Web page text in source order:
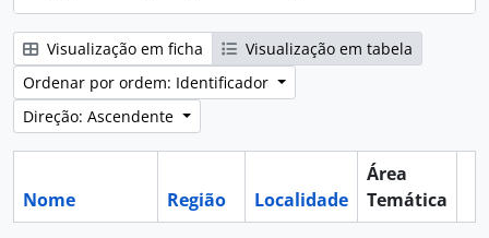
Visualização em ficha
Visualização em tabela
Ordenar por ordem: Identificador
Direção: Ascendente
Nome Região Localidade
Área
Temática